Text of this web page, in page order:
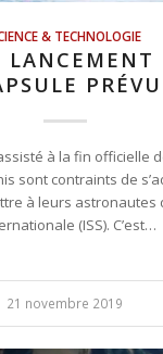
& TECHNOLOGIE
LANCEMENT
à la fin officielle
sont contraints de
à leurs astronautes
(ISS). C’est…
21 novembre 2019